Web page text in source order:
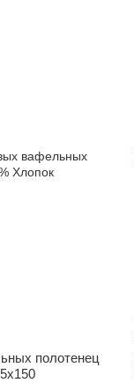
полотенец